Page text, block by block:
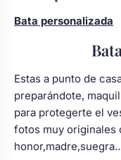
Bata personalizada
Estas a punto de
preparándote,
para protegerte el
fotos muy originales